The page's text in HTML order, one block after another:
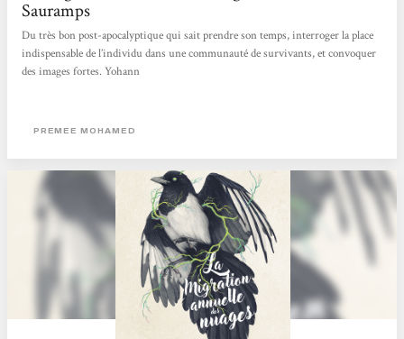
Sauramps
Du très bon post-apocalyptique qui sait prendre son temps, interroger la place
indispensable de l’individu dans une communauté de survivants, et convoquer
des images fortes. Yohann
PREMEE MOHAMED